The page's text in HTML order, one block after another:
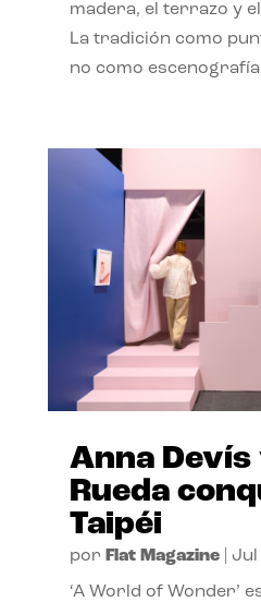
madera, el terrazo y
La tradición como
no como
Anna Devís
Rueda
Taipéi
por Flat Magazine| Jul
‘A World of Wonder’